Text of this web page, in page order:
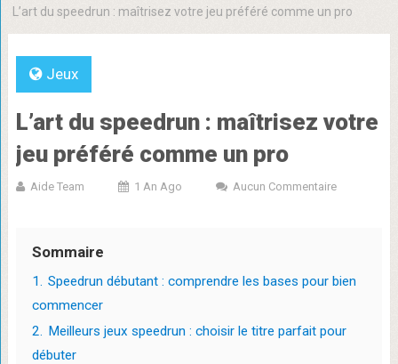
L’art du speedrun : maîtrisez votre jeu préféré comme un pro
Jeux
L’art du speedrun : maîtrisez votre
jeu préféré comme un pro
Aide Team 1 An Ago Aucun Commentaire
Sommaire
1. Speedrun débutant : comprendre les bases pour bien
commencer
2. Meilleurs jeux speedrun : choisir le titre parfait pour
débuter